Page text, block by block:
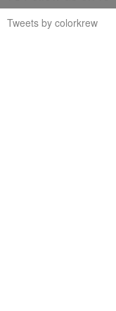
Tweets by colorkrew